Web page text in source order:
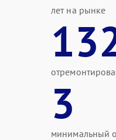
лет на рынке
3
минимальный